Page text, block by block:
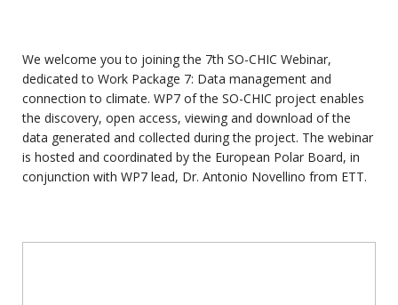
We welcome you to joining the 7th SO-CHIC Webinar,
dedicated to Work Package 7: Data management and
connection to climate. WP7 of the SO-CHIC project enables
the discovery, open access, viewing and download of the
data generated and collected during the project. The webinar
is hosted and coordinated by the European Polar Board, in
conjunction with WP7 lead, Dr. Antonio Novellino from ETT.